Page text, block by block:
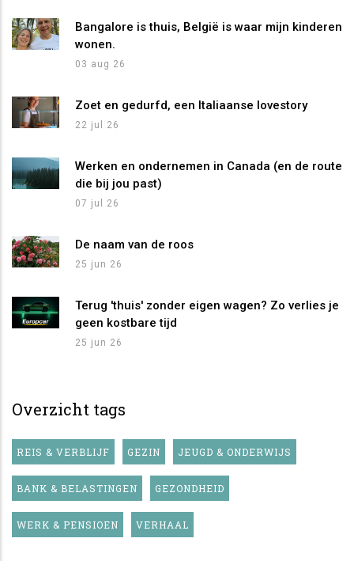
Bangalore is thuis, België is waar mijn kinderen
wonen.
03 aug 26
Zoet en gedurfd, een Italiaanse lovestory
22 jul 26
Werken en ondernemen in Canada (en de route
die bij jou past)
07 jul 26
De naam van de roos
25 jun 26
Terug 'thuis' zonder eigen wagen? Zo verlies je
geen kostbare tijd
25 jun 26
Overzicht tags
REIS & VERBLIJF GEZIN JEUGD & ONDERWIJS
BANK & BELASTINGEN GEZONDHEID
WERK & PENSIOEN VERHAAL